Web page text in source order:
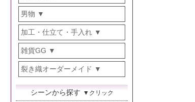
男物
加工・仕立て・手入れ
雑貨GG
裂き織オーダーメイド
シーンから探す ▼クリック